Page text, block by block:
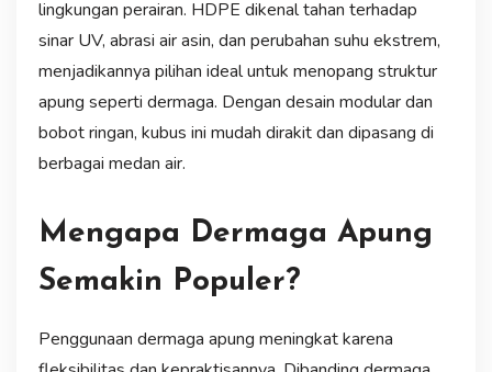
lingkungan perairan. HDPE dikenal tahan terhadap
sinar UV, abrasi air asin, dan perubahan suhu ekstrem,
menjadikannya pilihan ideal untuk menopang struktur
apung seperti dermaga. Dengan desain modular dan
bobot ringan, kubus ini mudah dirakit dan dipasang di
berbagai medan air.
Mengapa Dermaga Apung
Semakin Populer?
Penggunaan dermaga apung meningkat karena